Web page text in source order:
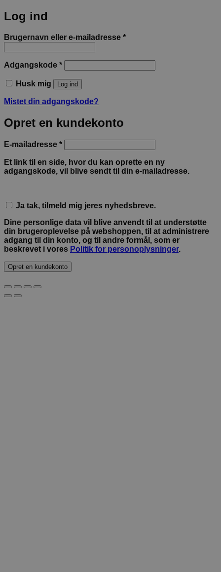
Log ind
Brugernavn eller e-mailadresse *Påkrævet
Adgangskode *Påkrævet
Husk mig Log ind
Mistet din adgangskode?
Opret en kundekonto
E-mailadresse *Påkrævet
Et link til en side, hvor du kan oprette en ny
adgangskode, vil blive sendt til din e-mailadresse.
Ja tak, tilmeld mig jeres nyhedsbreve.
Dine personlige data vil blive anvendt til at understøtte
din brugeroplevelse på webshoppen, til at administrere
adgang til din konto, og til andre formål, som er
beskrevet i vores Politik for personoplysninger.
Opret en kundekonto